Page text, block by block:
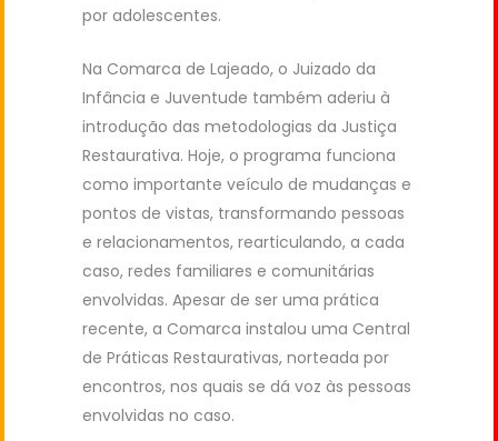
por adolescentes.
Na Comarca de Lajeado, o Juizado da
Infância e Juventude também aderiu à
introdução das metodologias da Justiça
Restaurativa. Hoje, o programa funciona
como importante veículo de mudanças e
pontos de vistas, transformando pessoas
e relacionamentos, rearticulando, a cada
caso, redes familiares e comunitárias
envolvidas. Apesar de ser uma prática
recente, a Comarca instalou uma Central
de Práticas Restaurativas, norteada por
encontros, nos quais se dá voz às pessoas
envolvidas no caso.